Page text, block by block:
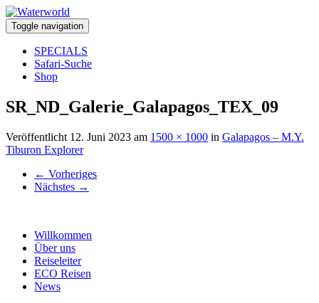
Toggle navigation
SPECIALS
Safari-Suche
Shop
SR_ND_Galerie_Galapagos_TEX_09
Veröffentlicht 12. Juni 2023 am 1500 × 1000 in Galapagos – M.Y.
Tiburon Explorer
← Vorheriges
Nächstes →
Willkommen
Über uns
Reiseleiter
ECO Reisen
News